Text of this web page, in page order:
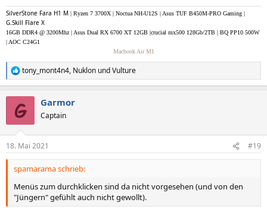
SilverStone Fara H1 M | Ryzen 7 3700X | Noctua NH-U12S | Asus TUF B450M-PRO Gaming |
G.Skill Flare X
16GB DDR4 @ 3200Mhz | Asus Dual RX 6700 XT 12GB |crucial mx500 128Gb/2TB | BQ PP10 500W
| AOC C24G1
Macbook Air M1
R
e
e
n
tony_mont4n4, Nuklon undVulture
Garmor
Captain
18. Mai 2021 #19
spamarama schrieb:
Menüs zum durchklicken sind da nicht vorgesehen (und von den
"Jüngern" gefühlt auch nicht gewollt).